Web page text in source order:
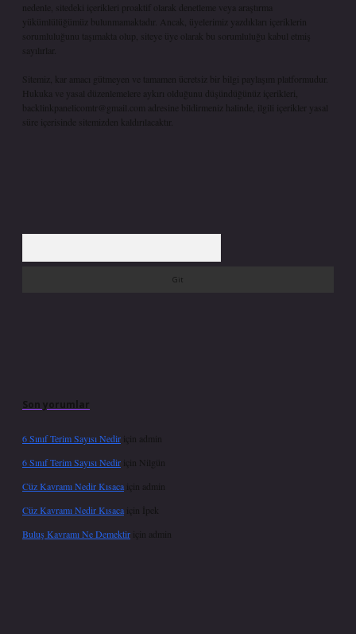
nedenle, sitedeki içerikleri proaktif olarak denetleme veya araştırma
yükümlülüğümüz bulunmamaktadır. Ancak, üyelerimiz yazdıkları içeriklerin
sorumluluğunu taşımakta olup, siteye üye olarak bu sorumluluğu kabul etmiş
sayılırlar.
Sitemiz, kar amacı gütmeyen ve tamamen ücretsiz bir bilgi paylaşım platformudur.
Hukuka ve yasal düzenlemelere aykırı olduğunu düşündüğünüz içerikleri,
backlinkpanelicomtr@gmail.com
adresine bildirmeniz halinde, ilgili içerikler yasal
süre içerisinde sitemizden kaldırılacaktır.
Son yorumlar
6 Sınıf Terim Sayısı Nedir için
admin
6 Sınıf Terim Sayısı Nedir için Nilgün
Cüz Kavramı Nedir Kısaca için
admin
Cüz Kavramı Nedir Kısaca için İpek
Buluş Kavramı Ne Demektir için admin